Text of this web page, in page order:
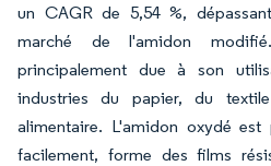
un CAGR de 5,54 %,
marché de l'amidon
principalement due à son
industries du papier, du
alimentaire. L'amidon oxydé
facilement, forme des films